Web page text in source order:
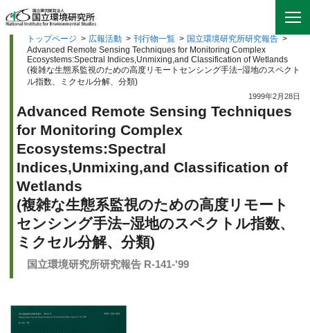
トップページ > 広報活動 > 刊行物一覧 > 国立環境研究所研究報告 >
Advanced Remote Sensing Techniques for Monitoring Complex
Ecosystems:Spectral Indices,Unmixing,and Classification of Wetlands
(複雑な生態系監視のための高度リモートセンシング手法−湿地のスペクト
ル指数、ミクセル分解、分類)
1999年2月28日
Advanced Remote Sensing Techniques
for Monitoring Complex
Ecosystems:Spectral
Indices,Unmixing,and Classification of
Wetlands
(複雑な生態系監視のための高度リモート
センシング手法−湿地のスペクトル指数、
ミクセル分解、分類)
国立環境研究所研究報告 R-141-'99